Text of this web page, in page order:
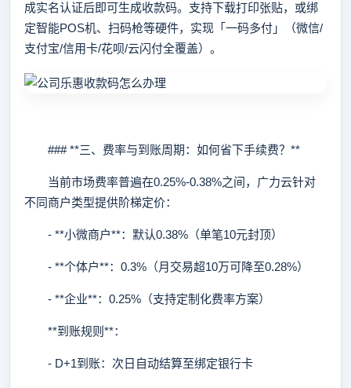
成实名认证后即可生成收款码。支持下载打印张贴，或绑
定智能POS机、扫码枪等硬件，实现「一码多付」（微信/
支付宝/信用卡/花呗/云闪付全覆盖）。
### **三、费率与到账周期：如何省下手续费？**
当前市场费率普遍在0.25%-0.38%之间，广力云针对
不同商户类型提供阶梯定价：
- **小微商户**：默认0.38%（单笔10元封顶）
- **个体户**：0.3%（月交易超10万可降至0.28%）
- **企业**：0.25%（支持定制化费率方案）
**到账规则**：
- D+1到账：次日自动结算至绑定银行卡